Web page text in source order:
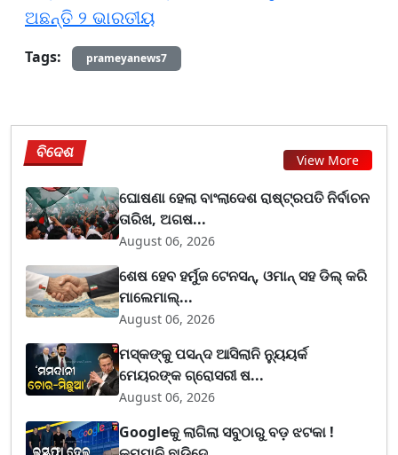
ଅଛନ୍ତି ୨ ଭାରତୀୟ
Tags:
prameyanews7
ବିଦେଶ View More
ଘୋଷଣା ହେଲା ବାଂଲାଦେଶ ରାଷ୍ଟ୍ରପତି ନିର୍ବାଚନ
ତାରିଖ, ଅଗଷ...
August 06, 2026
ଶେଷ ହେବ ହର୍ମୁଜ ଟେନସନ୍, ଓମାନ୍ ସହ ଡିଲ୍ କରି
ମାଲେମାଲ୍...
August 06, 2026
ମସ୍କଙ୍କୁ ପସନ୍ଦ ଆସିଲାନି ନ୍ୟୁୟର୍କ
ମେୟରଙ୍କ ଗ୍ରୋସରୀ ଷ...
August 06, 2026
Googleକୁ ଲାଗିଲା ସବୁଠାରୁ ବଡ଼ ଝଟକା !